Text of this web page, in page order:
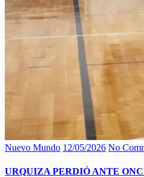
Nuevo Mundo 12/05/2026 No
URQUIZA PERDIÓ ANTE